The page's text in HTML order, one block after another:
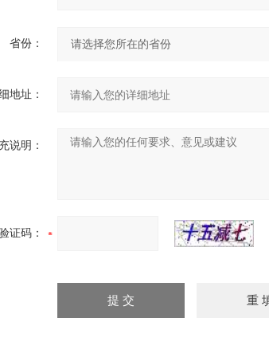
省份：
地址：
说明：
证码：